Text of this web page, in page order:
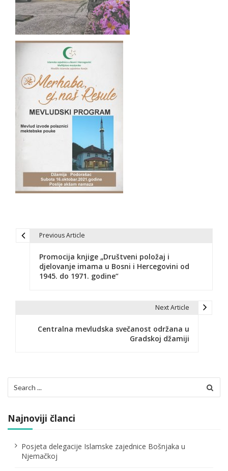
j
č
l
Previous Article
Promocija knjige „Društveni položaj i
djelovanje imama u Bosni i Hercegovini od
1945. do 1971. godine“
Next Article
Centralna mevludska svečanost održana u
Gradskoj džamiji
for:
Najnoviji članci
Posjeta delegacije Islamske zajednice Bošnjaka u
Njemačkoj